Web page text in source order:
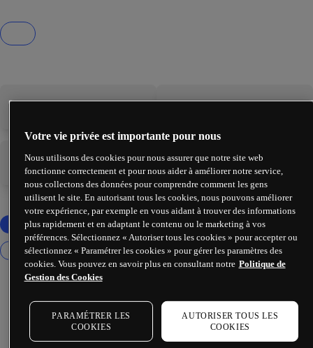
-
Votre vie privée est importante pour nous
Nous utilisons des cookies pour nous assurer que notre site web
fonctionne correctement et pour nous aider à améliorer notre service,
nous collectons des données pour comprendre comment les gens
utilisent le site. En autorisant tous les cookies, nous pouvons améliorer
votre expérience, par exemple en vous aidant à trouver des informations
plus rapidement et en adaptant le contenu ou le marketing à vos
préférences. Sélectionnez « Autoriser tous les cookies » pour accepter ou
sélectionnez « Paramétrer les cookies » pour gérer les paramètres des
cookies. Vous pouvez en savoir plus en consultant notre Politique de
Gestion des Cookies
PARAMÉTRER LES
COOKIES
AUTORISER TOUS LES
COOKIES